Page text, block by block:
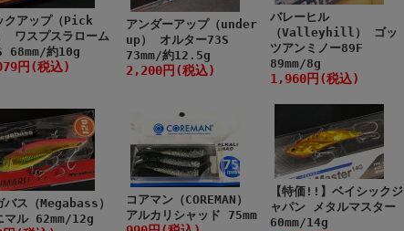
クアップ（Pick
ワスプスラローム
68mm/約10g
円(税込)
アンダーアップ（under
up） オルター73S
73mm/約12.5g
2,200円(税込)
バレーヒル
（Valleyhill） ゴッ
ツアンミノー89F
89mm/8g
1,960円(税込)
バス（Megabass）
マル 62mm/12g
コアマン（COREMAN）
アルカリシャッド 75mm
【特価!!】ベイシックジ
ャパン メタルマスター
60mm/14g